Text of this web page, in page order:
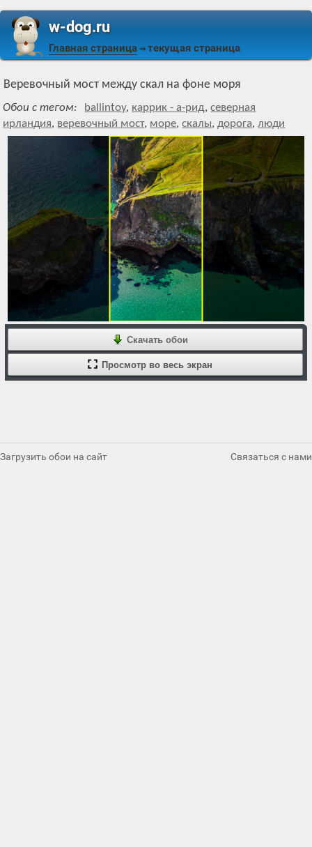
w-dog.ru
Главная страница ⇒ текущая страница
Веревочный мост между скал на фоне моря
Обои с тегом: ballintoy, каррик - а-рид,северная
ирландия, веревочный мост, море,скалы,дорога,люди
Скачать обои
Просмотр во весь экран
Загрузить обои на сайт Связаться с нами